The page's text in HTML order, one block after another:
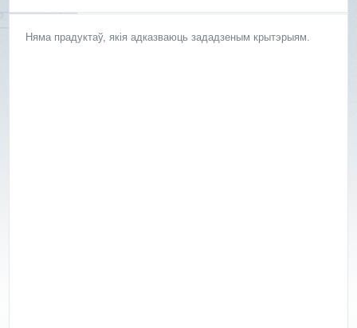
Няма прадуктаў, якія адказваюць зададзеным крытэрыям.